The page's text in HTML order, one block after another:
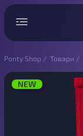
Ponty Shop / Товари /
NEW